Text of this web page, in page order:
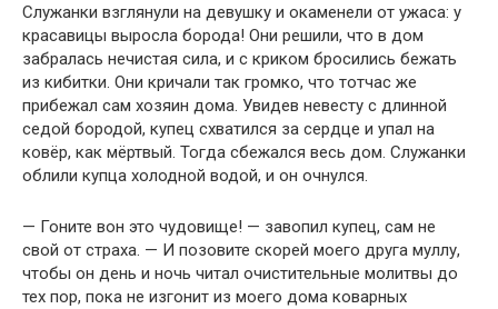
Служанки взглянули на девушку и окаменели от ужаса: у
красавицы выросла борода! Они решили, что в дом
забралась нечистая сила, и с криком бросились бежать
из кибитки. Они кричали так громко, что тотчас же
прибежал сам хозяин дома. Увидев невесту с длинной
седой бородой, купец схватился за сердце и упал на
ковёр, как мёртвый. Тогда сбежался весь дом. Служанки
облили купца холодной водой, и он очнулся.
— Гоните вон это чудовище! — завопил купец, сам не
свой от страха. — И позовите скорей моего друга муллу,
чтобы он день и ночь читал очистительные молитвы до
тех пор, пока не изгонит из моего дома коварных